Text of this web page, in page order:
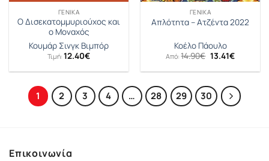
ΓΕΝΙΚΆ
Ο Δισεκατοµµυριούχος και
ο Μοναχός
Κουµάρ Σινγκ Βιµπόρ
Τιμή: 12.40€
ΓΕΝΙΚΆ
Απλότητα – Ατζέντα 2022
Κοέλο Πάουλο
Από:14.90€ Original
price
was:
13.41€Η
τιμή
13.41€.
1 2 3 4 … 28 29 30
Επικοινωνία